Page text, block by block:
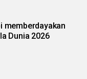
memberdayakan
Dunia 2026